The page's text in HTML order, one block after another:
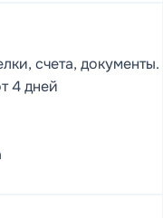
счета, документы.
4 дней